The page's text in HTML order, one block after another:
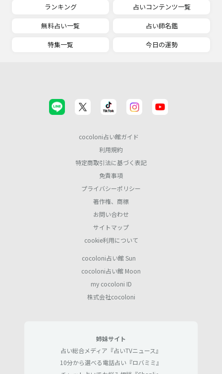
ランキング
占いコンテンツ一覧
無料占い一覧
占い師名鑑
特集一覧
今日の運勢
cocoloni占い館ガイド
利用規約
特定商取引法に基づく表記
免責事項
プライバシーポリシー
著作権、商標
お問い合わせ
サイトマップ
cookie利用について
cocoloni占い館 Sun
cocoloni占い館 Moon
my cocoloni ID
株式会社cocoloni
姉妹サイト
占い総合メディア『占いTVニュース』
10分から選べる電話占い『ロバミミ』